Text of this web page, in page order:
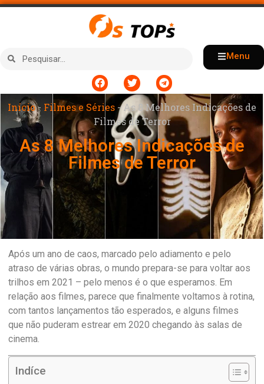
Menu
Início- Filmes e Séries -As 8 Melhores Indicações de
Filmes de Terror
As 8 Melhores Indicações de
Filmes de Terror
Após um ano de caos, marcado pelo adiamento e pelo
atraso de várias obras, o mundo prepara-se para voltar aos
trilhos em 2021 – pelo menos é o que esperamos. Em
relação aos filmes, parece que finalmente voltamos à rotina,
com tantos lançamentos tão esperados, e alguns filmes
que não puderam estrear em 2020 chegando às salas de
cinema.
Indíce